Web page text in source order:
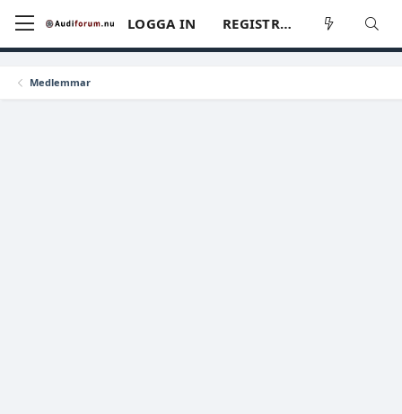
LOGGA IN REGISTRERA
Medlemmar